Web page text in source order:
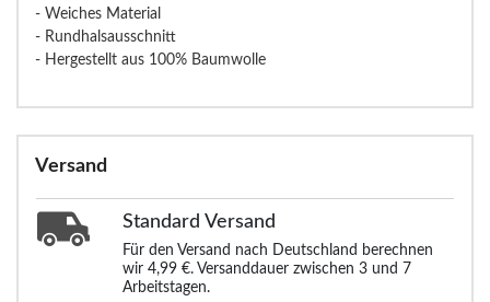
- Weiches Material
- Rundhalsausschnitt
- Hergestellt aus 100% Baumwolle
Versand
Standard Versand
Für den Versand nach Deutschland berechnen
wir 4,99 €. Versanddauer zwischen 3 und 7
Arbeitstagen.